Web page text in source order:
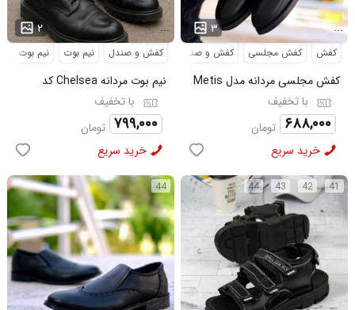
۲ ...
کفش و صندل نیم بوت نیم بوت
نیم بوت مردانه Chelsea کد
6413 با تخفیف
۷۹۹,۰۰۰ تومان
خرید سریع
۳ ...
کفش کفش مجلسی کفش و صندل
کفش مجلسی مردانه مدل Metis
کد 6328
با تخفیف
۶۸۸,۰۰۰ تومان
خرید سریع
44 41
42
43
44